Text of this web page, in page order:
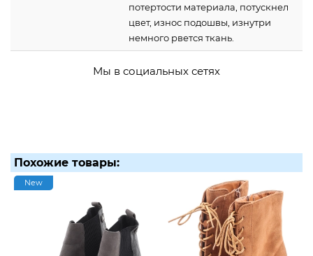
потертости материала, потускнел
цвет, износ подошвы, изнутри
немного рвется ткань.
Мы в социальных сетях
Похожие товары:
New